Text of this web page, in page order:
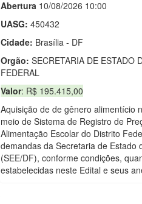
Abertura 10/08/2026 10:00
UASG: 450432
Cidade: Brasília - DF
Orgão: SECRETARIA DE ESTADO
FEDERAL
Valor: R$ 195.415,00
Aquisição de de gênero alimentício
meio de Sistema de Registro de
Alimentação Escolar do Distrito
demandas da Secretaria de Estado
(SEE/DF), conforme condições,
estabelecidas neste Edital e seus